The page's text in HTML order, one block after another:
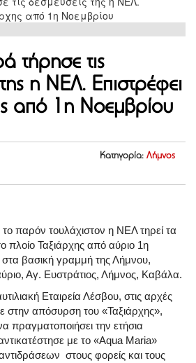
τήρησε τις
η ΝΕΛ. Επιστρέφει
από 1η Νοεμβρίου
Κατηγορία: Λήμνος
παρόν τουλάχιστον η ΝΕΛ τηρεί τα
πλοίο Ταξιάρχης από αύριο 1η
στα βασική γραμμή της Λήμνου,
Αγ. Ευστράτιος, Λήμνος, Καβάλα.
Εταιρεία Λέσβου, στις αρχές
απόσυρση του «Ταξιάρχης»,
πραγματοποιήσει την ετήσια
με το «Αqua Maria»
στους φορείς και τους